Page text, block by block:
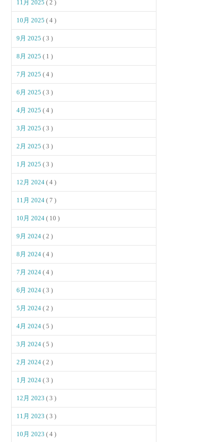
11月 2025( 2 )
10月 2025( 4 )
9月 2025( 3 )
8月 2025( 1 )
7月 2025( 4 )
6月 2025( 3 )
4月 2025( 4 )
3月 2025( 3 )
2月 2025( 3 )
1月 2025( 3 )
12月 2024( 4 )
11月 2024( 7 )
10月 2024( 10 )
9月 2024( 2 )
8月 2024( 4 )
7月 2024( 4 )
6月 2024( 3 )
5月 2024( 2 )
4月 2024( 5 )
3月 2024( 5 )
2月 2024( 2 )
1月 2024( 3 )
12月 2023( 3 )
11月 2023( 3 )
10月 2023( 4 )